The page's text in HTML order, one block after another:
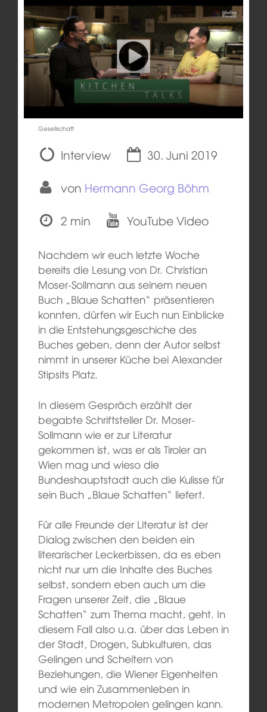
Gesellschaft
Interview
30. Juni 2019
von Hermann Georg Böhm
2 min
YouTube Video
Nachdem wir euch letzte Woche
bereits die Lesung von Dr. Christian
Moser-Sollmann aus seinem neuen
Buch „Blaue Schatten“ präsentieren
konnten, dürfen wir Euch nun Einblicke
in die Entstehungsgeschiche des
Buches geben, denn der Autor selbst
nimmt in unserer Küche bei Alexander
Stipsits Platz.
In diesem Gespräch erzählt der
begabte Schriftsteller Dr. Moser-
Sollmann wie er zur Literatur
gekommen ist, was er als Tiroler an
Wien mag und wieso die
Bundeshauptstadt auch die Kulisse für
sein Buch „Blaue Schatten“ liefert.
Für alle Freunde der Literatur ist der
Dialog zwischen den beiden ein
literarischer Leckerbissen, da es eben
nicht nur um die Inhalte des Buches
selbst, sondern eben auch um die
Fragen unserer Zeit, die „Blaue
Schatten“ zum Thema macht, geht. In
diesem Fall also u.a. über das Leben in
der Stadt, Drogen, Subkulturen, das
Gelingen und Scheitern von
Beziehungen, die Wiener Eigenheiten
und wie ein Zusammenleben in
modernen Metropolen gelingen kann.